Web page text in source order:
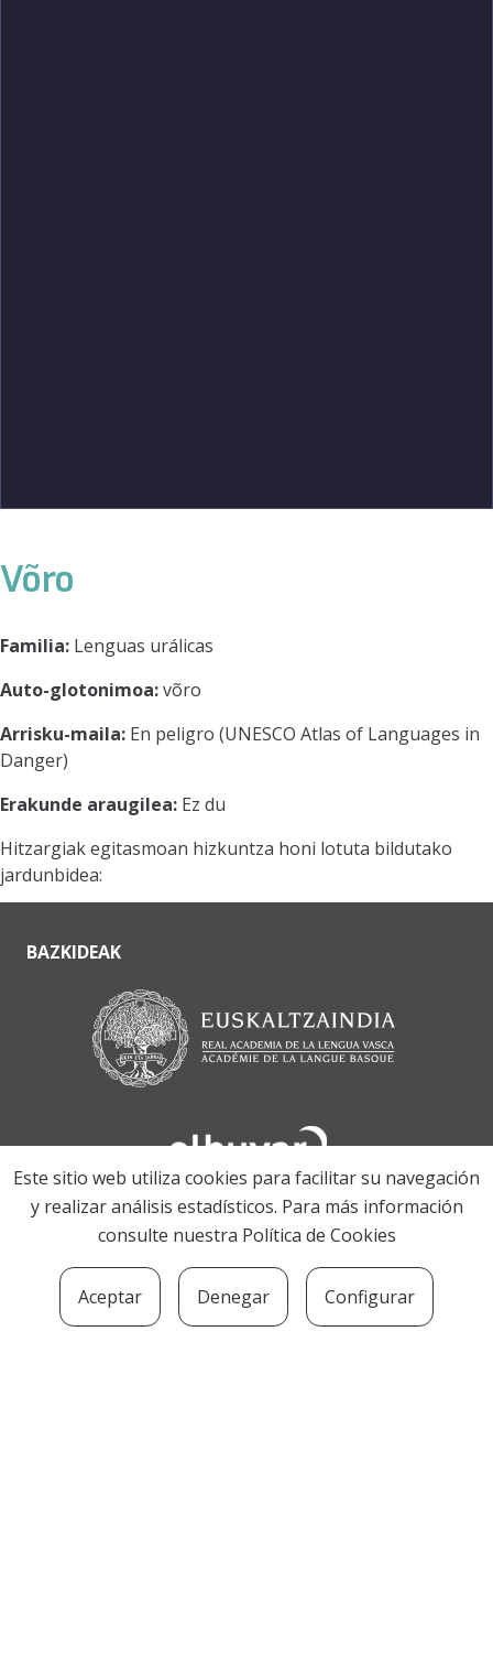
Võro
Familia: Lenguas urálicas
Auto-glotonimoa:võro
Arrisku-maila: En peligro (UNESCO Atlas of Languages in
Danger)
Erakunde araugilea: Ez du
Hitzargiak egitasmoan hizkuntza honi lotuta bildutako
jardunbidea:
BAZKIDEAK
Este sitio web utiliza cookies para facilitar su navegación
y realizar análisis estadísticos. Para más información
consulte nuestra Política de Cookies
Aceptar Denegar Configurar